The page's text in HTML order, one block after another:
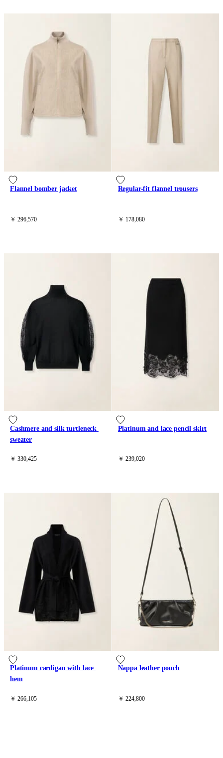
Flannel bomber jacket
￥ 296,570
Regular-fit flannel trousers
￥ 178,080
Cashmere and silk turtleneck
sweater
￥ 330,425
Platinum and lace pencil skirt
￥ 239,020
Platinum cardigan with lace
hem
￥ 266,105
Nappa leather pouch
￥ 224,800